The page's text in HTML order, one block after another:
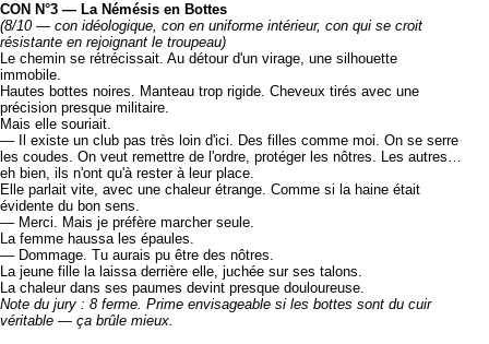
CON N°3 — La Némésis en Bottes
(8/10 — con idéologique, con en uniforme intérieur, con qui se croit
résistante en rejoignant le troupeau)
Le chemin se rétrécissait. Au détour d'un virage, une silhouette
immobile.
Hautes bottes noires. Manteau trop rigide. Cheveux tirés avec une
précision presque militaire.
Mais elle souriait.
— Il existe un club pas très loin d'ici. Des filles comme moi. On se serre
les coudes. On veut remettre de l'ordre, protéger les nôtres. Les autres…
eh bien, ils n'ont qu'à rester à leur place.
Elle parlait vite, avec une chaleur étrange. Comme si la haine était
évidente du bon sens.
— Merci. Mais je préfère marcher seule.
La femme haussa les épaules.
— Dommage. Tu aurais pu être des nôtres.
La jeune fille la laissa derrière elle, juchée sur ses talons.
La chaleur dans ses paumes devint presque douloureuse.
Note du jury : 8 ferme. Prime envisageable si les bottes sont du cuir
véritable — ça brûle mieux.